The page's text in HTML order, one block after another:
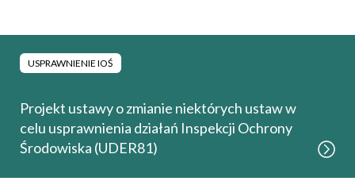
USPRAWNIENIE IOŚ
Projekt ustawy o zmianie niektórych ustaw w
celu usprawnienia działań Inspekcji Ochrony
Środowiska (UDER81)